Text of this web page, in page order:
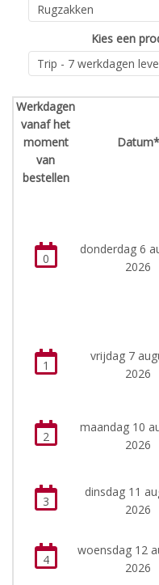
Kies een
Werkdagen
vanaf het
moment
van
bestellen
Datum*
0
donderdag 6
2026
1
vrijdag 7
2026
2
maandag 10
2026
3
dinsdag 11
2026
4
woensdag 12
2026